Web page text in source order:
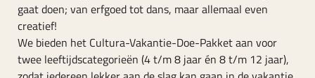
gaat doen; van erfgoed tot dans, maar allemaal even
creatief!
We bieden het Cultura-Vakantie-Doe-Pakket aan voor
twee leeftijdscategorieën (4 t/m 8 jaar én 8 t/m 12 jaar),